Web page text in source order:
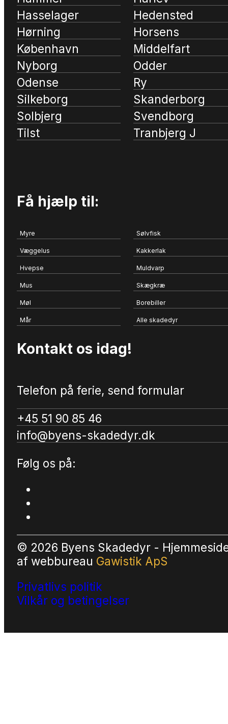
Hasselager
Hedensted
Hørning
Horsens
København
Middelfart
Nyborg
Odder
Odense
Ry
Silkeborg
Skanderborg
Solbjerg
Svendborg
Tilst
Tranbjerg J
Få hjælp til:
Myre Sølvfisk
Væggelus Kakkerlak
Hvepse Muldvarp
Mus Skægkræ
Møl Borebiller
Mår Alle skadedyr
Kontakt os idag!
Telefon på ferie, send formular
+45 51 90 85 46
info@byens-skadedyr.dk
Følg os på:
© 2026 Byens Skadedyr -
af webbureau Gawistik ApS
Privatlivs politik
Vilkår og betingelser